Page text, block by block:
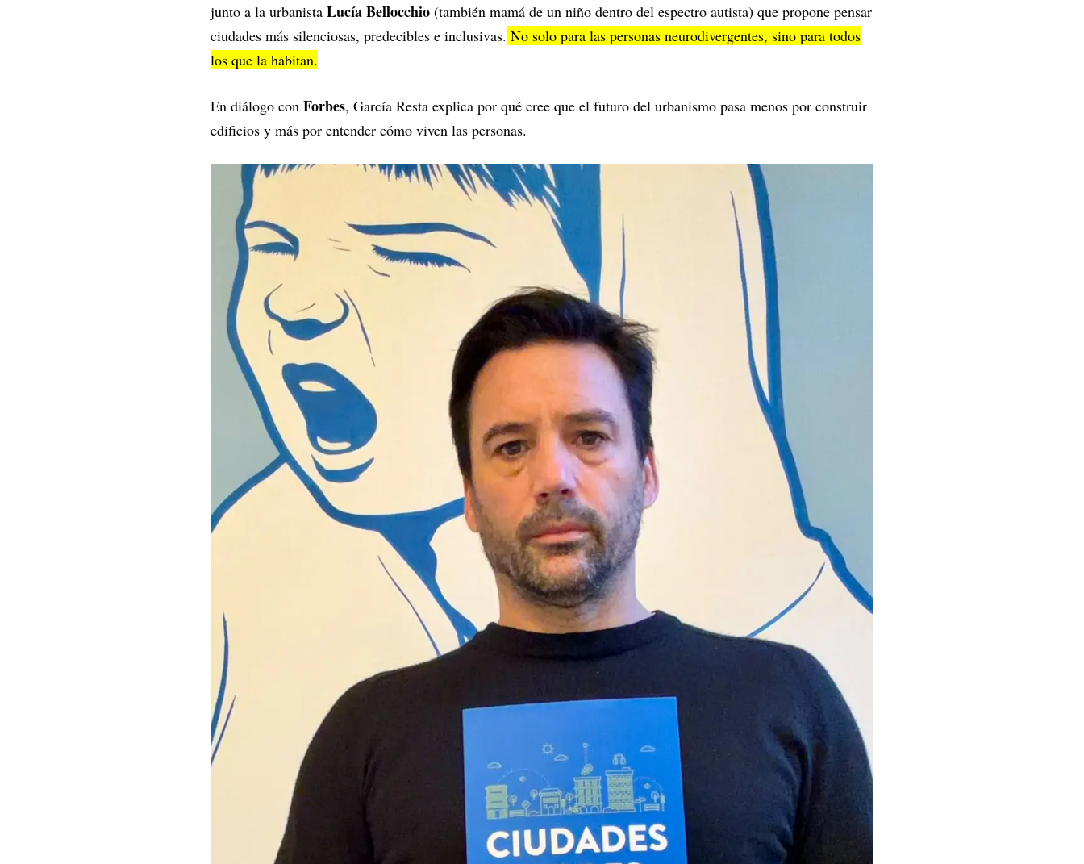
junto a la urbanista Lucía Bellocchio (también mamá de un niño dentro del espectro autista) que propone pensar
ciudades más silenciosas, predecibles e inclusivas. No solo para las personas neurodivergentes, sino para todos
los que la habitan.
En diálogo con Forbes, García Resta explica por qué cree que el futuro del urbanismo pasa menos por construir
edificios y más por entender cómo viven las personas.